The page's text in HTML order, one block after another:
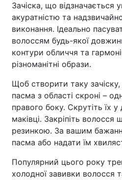
Зачіска, що відзначається
акуратністю та
виконання. Ідеально
волоссям будь-якої
контури обличчя та
різноманітні образи.
Щоб створити таку
пасма з області скроні –
правого боку. Скрутіть їх
маківці. Закріпіть
резинкою. За вашим
пасма або надати їм
Популярний цього року
холодної завивки волосся